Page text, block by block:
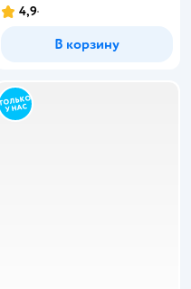
4,9
В корзину